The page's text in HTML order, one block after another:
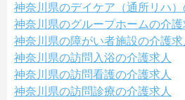
神奈川県のデイケア（通所リハ）
神奈川県のグループホームの介護
神奈川県の障がい者施設の介護求
神奈川県の訪問入浴の介護求人
神奈川県の訪問看護の介護求人
神奈川県の訪問診療の介護求人